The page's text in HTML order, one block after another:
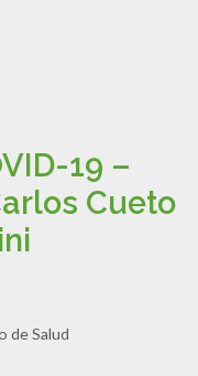
19 –
Cueto
de Salud